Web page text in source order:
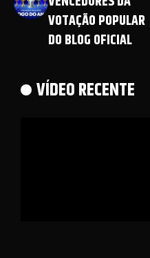
VOTAÇÃO POPULAR
DO BLOG OFICIAL
VÍDEO RECENTE